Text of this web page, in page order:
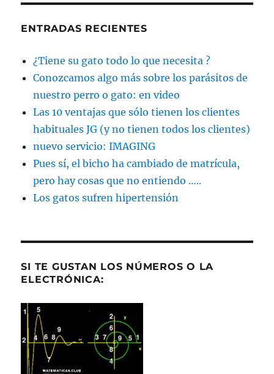
ENTRADAS RECIENTES
¿Tiene su gato todo lo que necesita ?
Conozcamos algo más sobre los parásitos de
nuestro perro o gato: en video
Las 10 ventajas que sólo tienen los clientes
habituales JG (y no tienen todos los clientes)
nuevo servicio: IMAGING
Pues sí, el bicho ha cambiado de matrícula,
pero hay cosas que no entiendo …..
Los gatos sufren hipertensión
SI TE GUSTAN LOS NÚMEROS O LA
ELECTRÓNICA: